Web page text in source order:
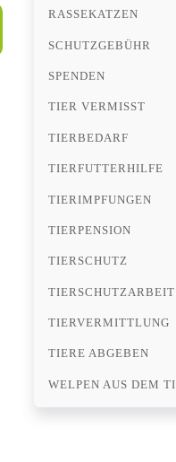
RASSEKATZEN
SCHUTZGEBÜHR
SPENDEN
TIER VERMISST
TIERBEDARF
TIERFUTTERHILFE
TIERIMPFUNGEN
TIERPENSION
TIERSCHUTZ
TIERVERMITTLUNG
TIERE ABGEBEN
WELPEN AUS DEM